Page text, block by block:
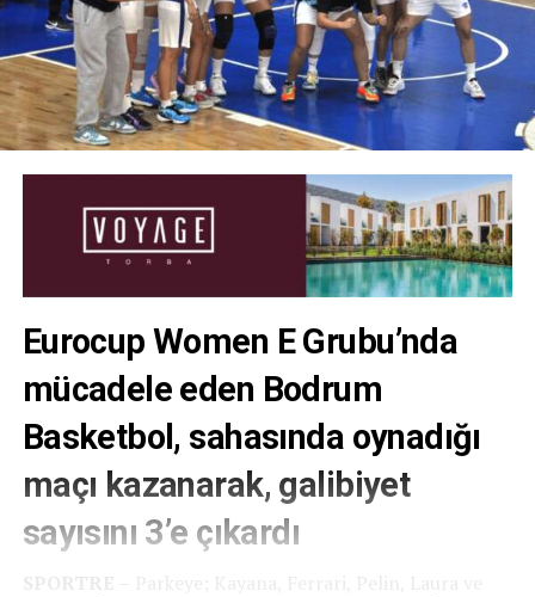
Eurocup Women E Grubu’nda
mücadele eden Bodrum
Basketbol, sahasında oynadığı
maçı kazanarak, galibiyet
sayısını 3’e çıkardı